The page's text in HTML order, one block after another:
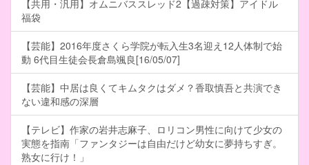
【共用・汎用】オムニバススレッド2【過疎対策】アイドル
福袋
【芸能】2016年度さくら学院が転入生3名迎え12人体制で始
動 6代目生徒会長倉島颯良[16/05/07]
【芸能】中居は良くてキムタクはダメ？香取慎吾と共演でき
ない違和感の深層
【テレビ】作家の岩井志麻子、ロリコン男性に向けて少女の
実態を指南「ファンタジーは自由だけど幼女に夢持ちすぎ。
熟女に行け！」